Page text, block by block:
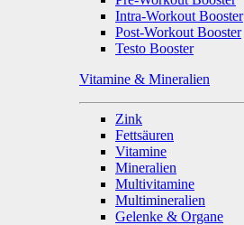
Intra-Workout Booster
Post-Workout Booster
Testo Booster
Vitamine & Mineralien
Zink
Fettsäuren
Vitamine
Mineralien
Multivitamine
Multimineralien
Gelenke & Organe